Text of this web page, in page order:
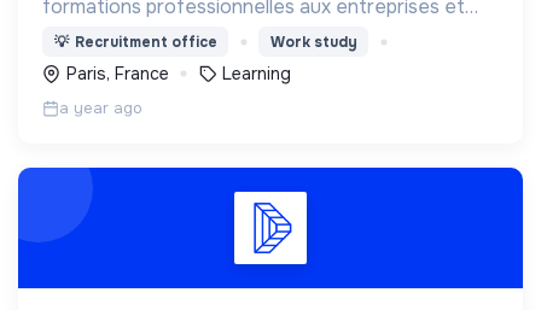
formations professionnelles aux entreprises et
aux indépendants dans le domaine du digital.
💡 Recruitment office Work study
Paris, France Learning
a year ago